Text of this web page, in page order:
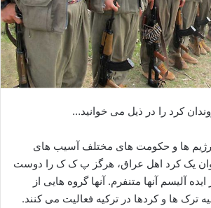
کرد را در ذیل می خوانید…
رژیم ها و حکومت های مختلف آسیب های
یک کرد اهل عراق، هرگز پ ک ک را دوست
آلیسم آنها متنفرم. آنها گروه هایی از
ترک ها و کردها در ترکیه فعالیت می کنند.